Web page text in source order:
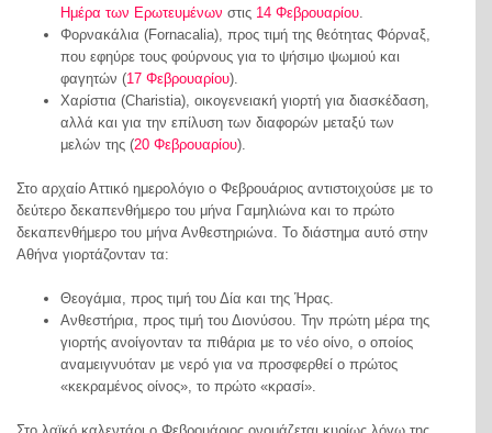
Ημέρα των Ερωτευμένων στις 14 Φεβρουαρίου.
Φορνακάλια (Fornacalia), προς τιμή της θεότητας Φόρναξ,
που εφηύρε τους φούρνους για το ψήσιμο ψωμιού και
φαγητών (17 Φεβρουαρίου).
Χαρίστια (Charistia), οικογενειακή γιορτή για διασκέδαση,
αλλά και για την επίλυση των διαφορών μεταξύ των
μελών της (20 Φεβρουαρίου).
Στο αρχαίο Αττικό ημερολόγιο ο Φεβρουάριος αντιστοιχούσε με το
δεύτερο δεκαπενθήμερο του μήνα Γαμηλιώνα και το πρώτο
δεκαπενθήμερο του μήνα Ανθεστηριώνα. Το διάστημα αυτό στην
Αθήνα γιορτάζονταν τα:
Θεογάμια, προς τιμή του Δία και της Ήρας.
Ανθεστήρια, προς τιμή του Διονύσου. Την πρώτη μέρα της
γιορτής ανοίγονταν τα πιθάρια με το νέο οίνο, ο οποίος
αναμειγνυόταν με νερό για να προσφερθεί ο πρώτος
«κεκραμένος οίνος», το πρώτο «κρασί».